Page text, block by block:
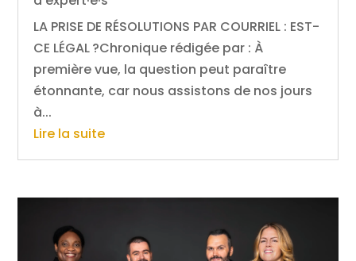
LA PRISE DE RÉSOLUTIONS PAR COURRIEL : EST-
CE LÉGAL ?Chronique rédigée par : À
première vue, la question peut paraître
étonnante, car nous assistons de nos jours
à...
Lire la suite